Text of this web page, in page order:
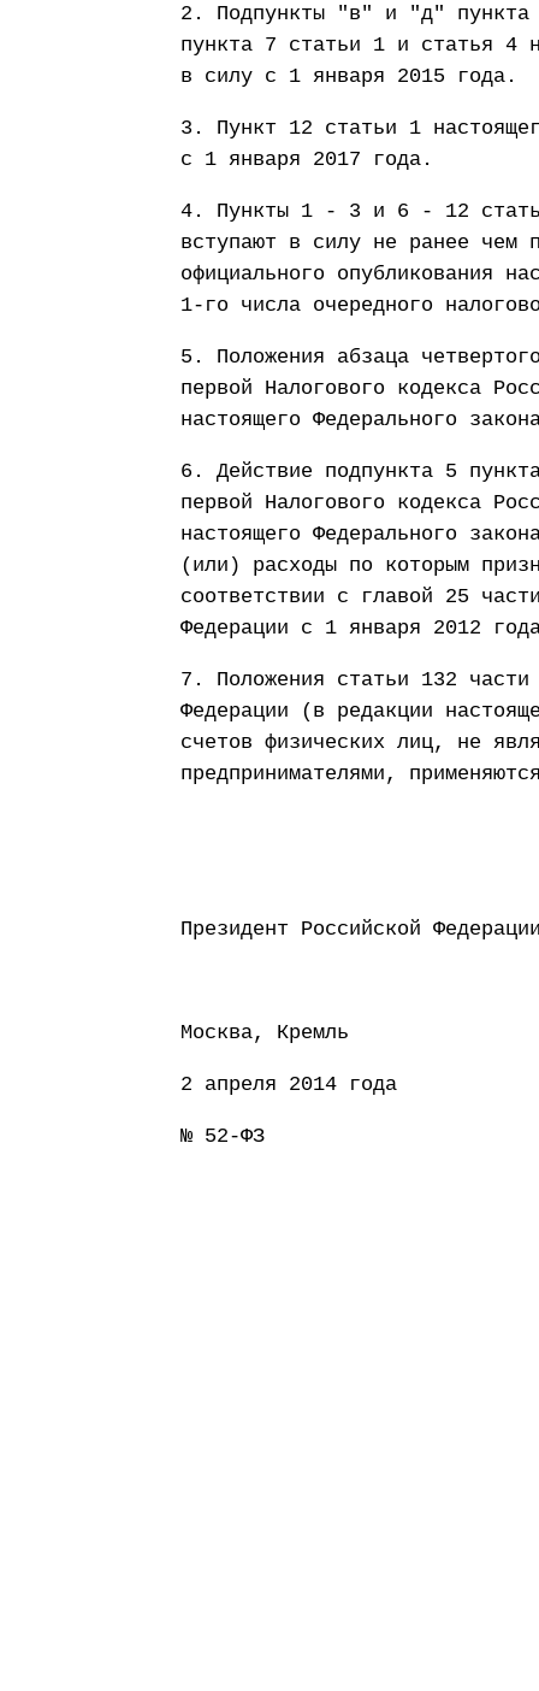
2. Подпункты "в" и "д"
пункта 7 статьи 1 и статья 4
в силу с 1 января 2015 года.
3. Пункт 12 статьи 1
с 1 января 2017 года.
4. Пункты 1 - 3 и 6 - 12 статьи
вступают в силу не ранее чем
официального опубликования
1-го числа очередного
5. Положения абзаца
первой Налогового кодекса
настоящего Федерального
6. Действие подпункта 5
первой Налогового кодекса
настоящего Федерального
(или) расходы по которым
соответствии с главой 25
Федерации с 1 января 2012
7. Положения статьи 132 части
Федерации (в редакции
счетов физических лиц, не
предпринимателями,
Президент
Москва, Кремль
2 апреля 2014 года
№ 52-ФЗ